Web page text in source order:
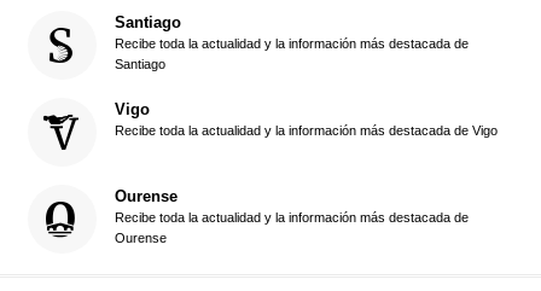
Santiago
Recibe toda la actualidad y la información más destacada de
Santiago
Vigo
Recibe toda la actualidad y la información más destacada de Vigo
Ourense
Recibe toda la actualidad y la información más destacada de
Ourense